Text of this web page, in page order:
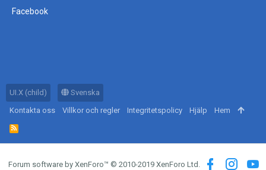
Facebook
UI.X (child)
Svenska
Kontakta oss
Villkor och regler Integritetspolicy Hjälp Hem
R
S
S
Forum software by XenForo™ © 2010-2019 XenForo Ltd.